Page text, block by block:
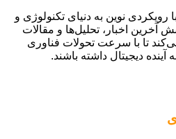
رویکردی نوین به دنیای تکنولوژی و
آخرین اخبار، تحلیل‌ها و مقالات
تا با سرعت تحولات فناوری
دیجیتال داشته باشند.